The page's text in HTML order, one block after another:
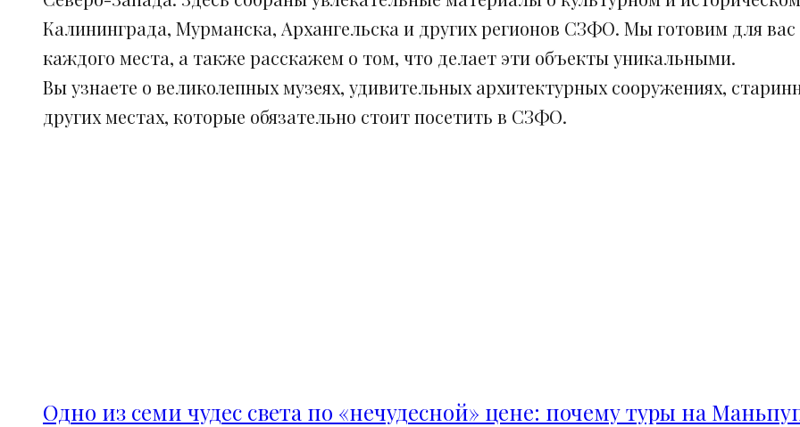
Калининграда, Мурманска, Архангельска и других регионов СЗФО. Мы готовим для
каждого места, а также расскажем о том, что делает эти объекты уникальными.
Вы узнаете о великолепных музеях, удивительных архитектурных сооружениях,
других местах, которые обязательно стоит посетить в СЗФО.
Одно из семи чудес света по «нечудесной» цене: почему туры на